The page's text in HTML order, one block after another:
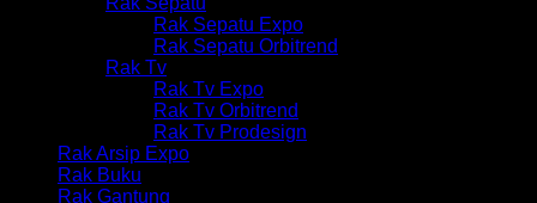
Rak Sepatu Expo
Rak Sepatu Orbitrend
Rak Tv
Rak Tv Expo
Rak Tv Orbitrend
Rak Tv Prodesign
Rak Arsip Expo
Rak Buku
Rak Gantung